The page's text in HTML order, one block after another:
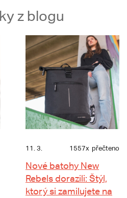
z blogu
11. 3. 1557x přečteno
Nové batohy New
Rebels dorazili: Štýl,
ktorý si zamilujete na